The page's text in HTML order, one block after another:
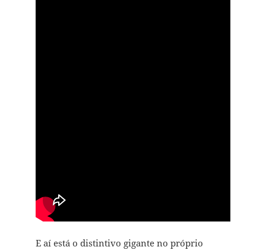
E aí está o distintivo gigante no próprio